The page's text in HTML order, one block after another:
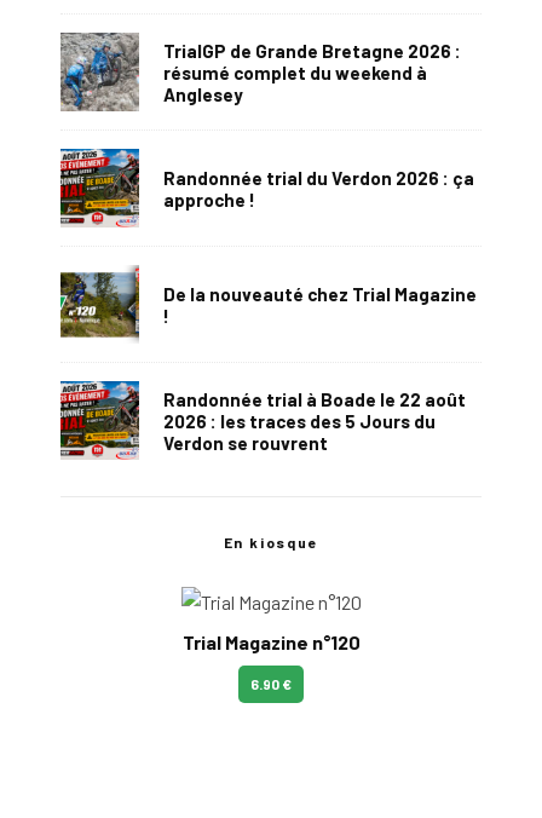
TrialGP de Grande Bretagne 2026 :
résumé complet du weekend à
Anglesey
Randonnée trial du Verdon 2026 : ça
approche !
De la nouveauté chez Trial Magazine
!
Randonnée trial à Boade le 22 août
2026 : les traces des 5 Jours du
Verdon se rouvrent
En kiosque
Trial Magazine n°120
6.90 €